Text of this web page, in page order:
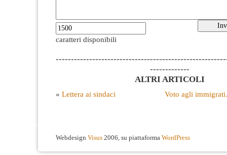
caratteri disponibili
-------------
ALTRI ARTICOLI
« Lettera ai sindaci Voto agli
Webdesign Visus 2006, su piattaforma WordPress